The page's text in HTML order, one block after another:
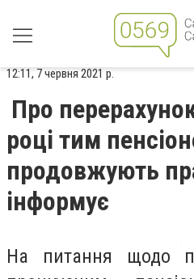
12:11, 7 червня 2021 р.
Про
році тим
продовжують
інформує
На питання щодо